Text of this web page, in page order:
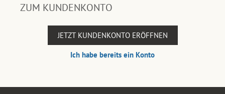
ZUM KUNDENKONTO
JETZT KUNDENKONTO ERÖFFNEN
Ich habe bereits ein Konto